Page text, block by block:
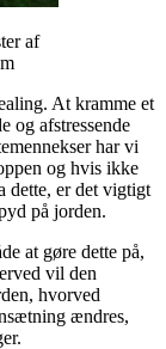
af
At kramme et
og afstressende
har vi
og hvis ikke
dette, er det vigtigt
på jorden.
at gøre dette på,
vil den
hvorved
ændres,